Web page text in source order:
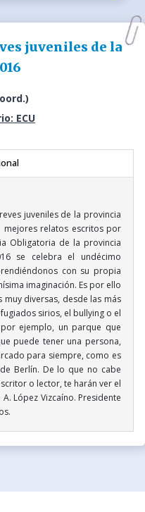
juveniles de la
ECU
juveniles de la provincia
mejores relatos escritos por
Obligatoria de la provincia
se celebra el undécimo
con su propia
imaginación. Es por ello
diversas, desde las más
sirios, el bullying o el
ejemplo, un parque que
puede tener una persona,
para siempre, como es
Berlín. De lo que no cabe
o lector, te harán ver el
López Vizcaíno. Presidente